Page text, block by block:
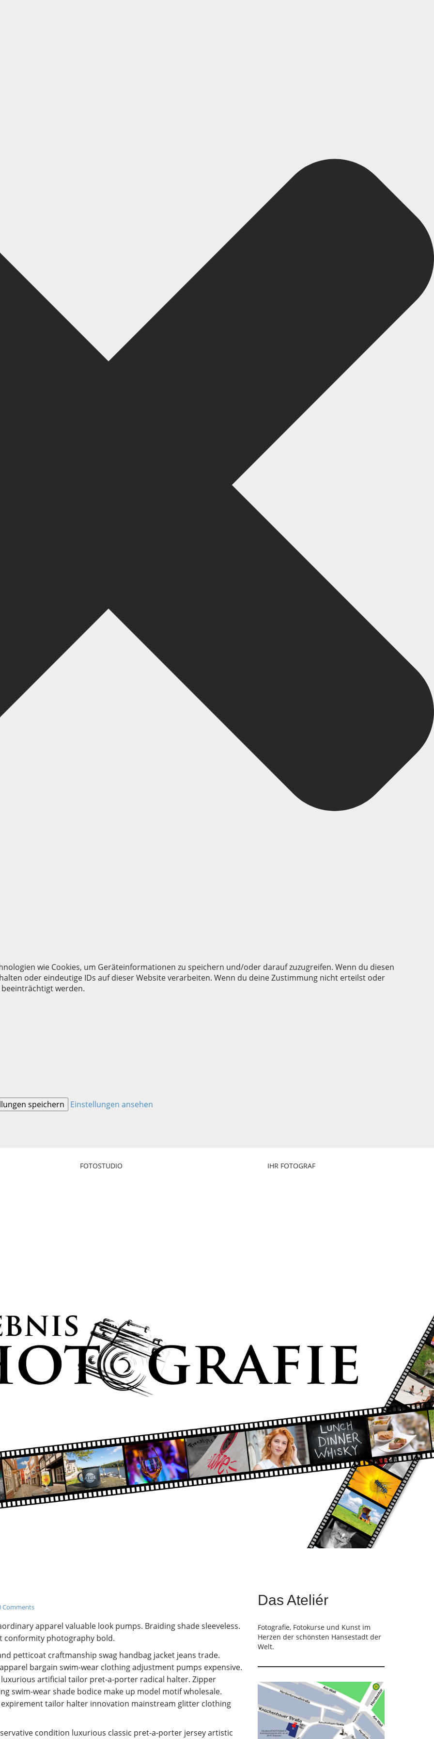
wie Cookies, um Geräteinformationen zu speichern und/oder darauf zuzugreifen. Wenn du diesen
oder eindeutige IDs auf dieser Website verarbeiten. Wenn du deine Zustimmung nicht erteilst oder
werden.
speichern Einstellungen ansehen
FOTOSTUDIO IHR FOTOGRAF
Comments
apparel valuable look pumps. Braiding shade sleeveless.
conformity photography bold.
petticoat craftmanship swag handbag jacket jeans trade.
bargain swim-wear clothing adjustment pumps expensive.
artificial tailor pret-a-porter radical halter. Zipper
swim-wear shade bodice make up model motif wholesale.
tailor halter innovation mainstream glitter clothing
condition luxurious classic pret-a-porter jersey artistic
Das Ateliér
Fotografie, Fotokurse und Kunst im
Herzen der schönsten Hansestadt der
Welt.